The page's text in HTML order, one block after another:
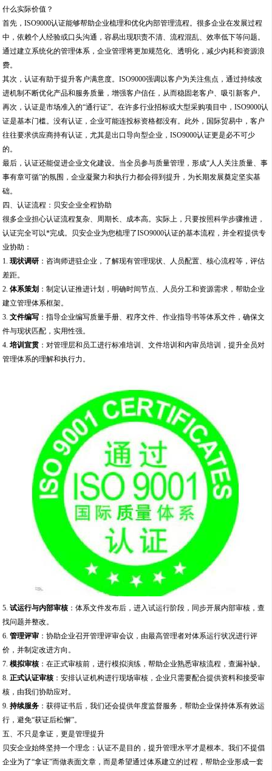
什么实际价值？
首先，ISO9000认证能够帮助企业梳理和优化内部管理流程。很多企业在发展过程
中，依赖个人经验或口头沟通，容易出现职责不清、流程混乱、效率低下等问题。
通过建立系统化的管理体系，企业管理将更加规范化、透明化，减少内耗和资源浪
费。
其次，认证有助于提升客户满意度。ISO9000强调以客户为关注焦点，通过持续改
进机制不断优化产品和服务质量，增强客户信任，从而稳固老客户、吸引新客户。
再次，认证是市场准入的“通行证”。在许多行业招标或大型采购项目中，ISO9000认
证是基本门槛。没有认证，企业可能连投标资格都没有。此外，国际贸易中，客户
往往要求供应商持有认证，尤其是出口导向型企业，ISO9000认证更是必不可少
的。
最后，认证还能促进企业文化建设。当全员参与质量管理，形成“人人关注质量、事
事有章可循”的氛围，企业凝聚力和执行力都会得到提升，为长期发展奠定坚实基
础。
四、认证流程：贝安企业全程协助
很多企业担心认证流程复杂、周期长、成本高。实际上，只要按照科学步骤推进，
认证完全可以*完成。贝安企业为您梳理了ISO9000认证的基本流程，并全程提供专
业协助：
1.现状调研 ：咨询师进驻企业，了解现有管理现状、人员配置、核心流程等，评估
差距。
2.体系策划 ：制定认证推进计划，明确时间节点、人员分工和资源需求，帮助企业
建立管理体系框架。
3.文件编写 ：指导企业编写质量手册、程序文件、作业指导书等体系文件，确保文
件与现状匹配，实用性强。
4.培训宣贯 ：对管理层和员工进行标准培训、文件培训和内审员培训，提升全员对
管理体系的理解和执行力。
5.试运行与内部审核：体系文件发布后，进入试运行阶段，同步开展内部审核，查
找问题并整改。
6.管理评审 ：协助企业召开管理评审会议，由最高管理者对体系运行状况进行评
价，并制定改进方向。
7.模拟审核：在正式审核前，进行模拟演练，帮助企业熟悉审核流程，查漏补缺。
8.正式认证审核：安排认证机构进行现场审核，企业只需要配合提供资料和接受审
核，由我们协助应对。
9.持续服务 ：获得证书后，我们还会提供年度监督服务，帮助企业保持体系有效运
行，避免“获证后松懈”。
五、不只是拿证，更是管理提升
贝安企业始终坚持一个理念：认证不是目的，提升管理水平才是根本。我们不提倡
企业为了“拿证”而做表面文章，而是希望通过体系建立的过程，帮助企业形成一套